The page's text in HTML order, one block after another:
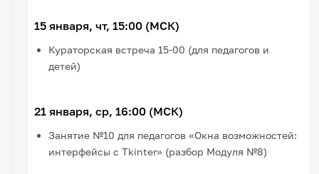
15 января, чт, 15:00 (МСК)
Кураторская встреча 15-00 (для педагогов и
детей)
21 января, ср, 16:00 (МСК)
Занятие №10 для педагогов «Окна возможностей:
интерфейсы с Tkinter» (разбор Модуля №8)